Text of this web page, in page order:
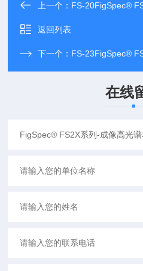
上一个： FS-20FigSpec®
返回列表
下一个： FS-23FigSpec®
在线